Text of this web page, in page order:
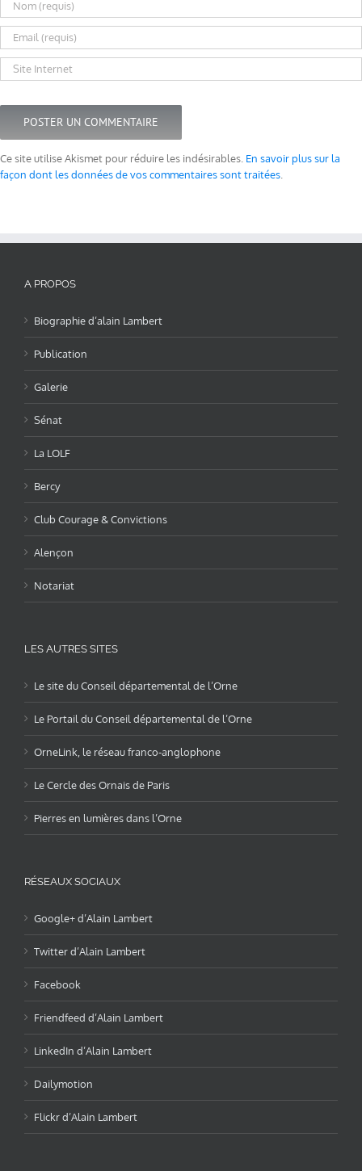
Ce site utilise Akismet pour réduire les indésirables. En savoir plus sur la
façon dont les données de vos commentaires sont traitées
A PROPOS
Biographie d’alain Lambert
Publication
Galerie
Sénat
La LOLF
Bercy
Club Courage & Convictions
Alençon
Notariat
LES AUTRES SITES
Le site du Conseil départemental de l’Orne
Le Portail du Conseil départemental de l’Orne
OrneLink, le réseau franco-anglophone
Le Cercle des Ornais de Paris
Pierres en lumières dans l’Orne
RÉSEAUX SOCIAUX
Google+ d’Alain Lambert
Twitter d’Alain Lambert
Facebook
Friendfeed d’Alain Lambert
LinkedIn d’Alain Lambert
Dailymotion
Flickr d’Alain Lambert